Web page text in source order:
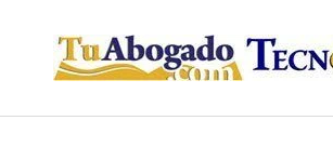
content